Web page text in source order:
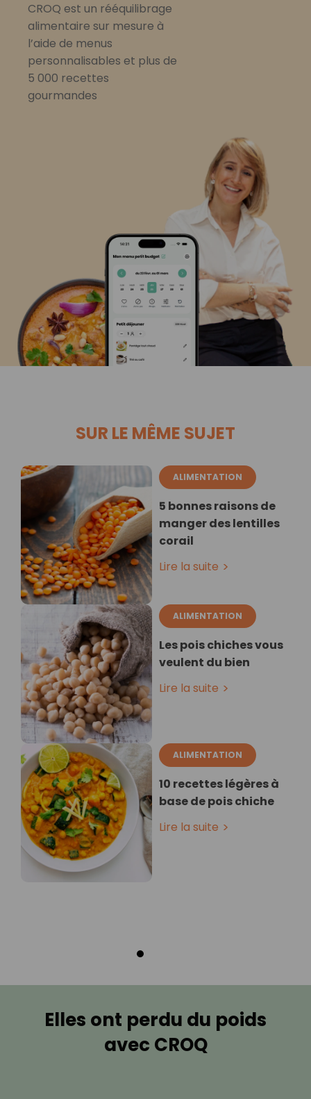
CROQ est un rééquilibrage
alimentaire sur mesure à
l’aide de menus
personnalisables et plus de
5 000 recettes
gourmandes
SUR LE MÊME SUJET
ALIMENTATION
5 bonnes raisons de
manger des lentilles
corail
Lire la suite
ALIMENTATION
Les pois chiches vous
veulent du bien
Lire la suite
ALIMENTATION
10 recettes légères à
base de pois chiche
Lire la suite
Elles ont perdu du poids
avec CROQ